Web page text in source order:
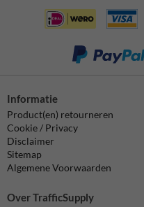
Informatie
Product(en) retourneren
Cookie / Privacy
Disclaimer
Sitemap
Algemene Voorwaarden
Over TrafficSupply